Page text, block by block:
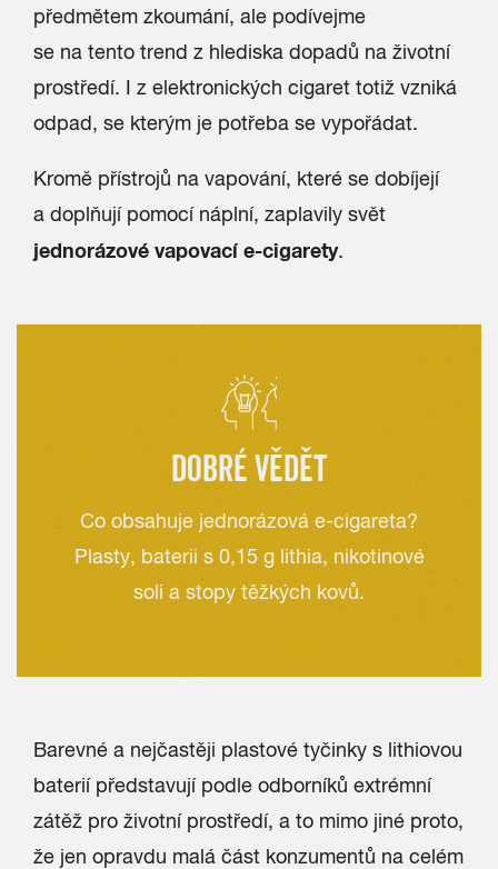
předmětem zkoumání, ale podívejme
se na tento trend z hlediska dopadů na životní
prostředí. I z elektronických cigaret totiž vzniká
odpad, se kterým je potřeba se vypořádat.
Kromě přístrojů na vapování, které se dobíjejí
a doplňují pomocí náplní, zaplavily svět
jednorázové vapovací e-cigarety.
DOBRÉ VĚDĚT
Co obsahuje jednorázová e-cigareta?
Plasty, baterii s 0,15 g lithia, nikotinové
soli a stopy těžkých kovů.
Barevné a nejčastěji plastové tyčinky s lithiovou
baterií představují podle odborníků extrémní
zátěž pro životní prostředí, a to mimo jiné proto,
že jen opravdu malá část konzumentů na celém